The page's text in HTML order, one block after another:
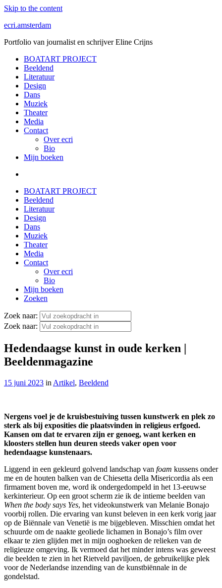
Skip to the content
ecri.amsterdam
Portfolio van journalist en schrijver Eline Crijns
BOATART PROJECT
Beeldend
Literatuur
Design
Dans
Muziek
Theater
Media
Contact
Over ecri
Bio
Mijn boeken
BOATART PROJECT
Beeldend
Literatuur
Design
Dans
Muziek
Theater
Media
Contact
Over ecri
Bio
Mijn boeken
Zoeken
Zoek naar:
Zoek naar:
Hedendaagse kunst in oude kerken |
Beeldenmagazine
15 juni 2023 in Artikel, Beeldend
Nergens voel je de kruisbestuiving tussen kunstwerk en plek zo
sterk als bij exposities die plaatsvinden in religieus erfgoed.
Kansen om dat te ervaren zijn er genoeg, want kerken en
kloosters stellen hun deuren steeds vaker open voor
hedendaagse kunstenaars.
Liggend in een gekleurd golvend landschap van foam kussens onder
me en de houten balken van de Chiesetta della Misericordia als een
firmament boven me, word ik ondergedompeld in het 13-eeuwse
kerkinterieur. Op een groot scherm zie ik de intieme beelden van
When the body says Yes, het videokunstwerk van Melanie Bonajo
voorbij rollen. Die ervaring van kunst beleven in een kerk vorig jaar
op de Biënnale van Venetië is me bijgebleven. Misschien omdat het
schuurde om de naakte geoliede lichamen in Bonajo’s film over
elkaar te zien glijden met in mijn ooghoeken de relieken van de
religieuze omgeving. Ik vermoed dat het minder intens was geweest
die beelden te zien in het Rietveld paviljoen, de gebruikelijke plek
voor de Nederlandse inzending van de kunstbiënnale in de
gondelstad.